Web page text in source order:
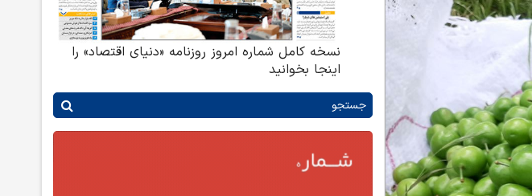
نسخه کامل شماره امروز روزنامه «دنیای‌ اقتصاد» را
اینجا بخوانید